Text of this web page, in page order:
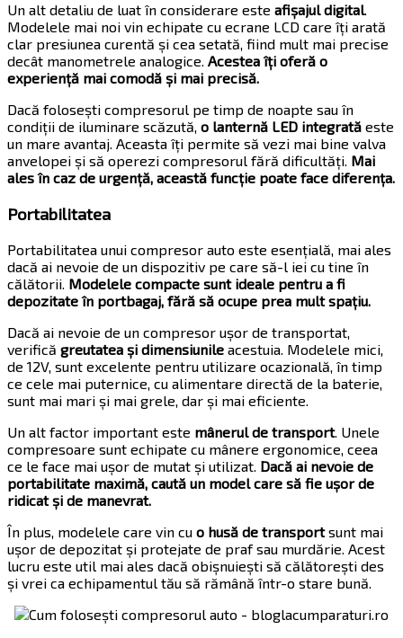
Un alt detaliu de luat în considerare este afișajul digital.
Modelele mai noi vin echipate cu ecrane LCD care îți arată
clar presiunea curentă și cea setată, fiind mult mai precise
decât manometrele analogice. Acestea îți oferă o
experiență mai comodă și mai precisă.
Dacă folosești compresorul pe timp de noapte sau în
condiții de iluminare scăzută, o lanternă LED integrată este
un mare avantaj. Aceasta îți permite să vezi mai bine valva
anvelopei și să operezi compresorul fără dificultăți. Mai
ales în caz de urgență, această funcție poate face diferența.
Portabilitatea
Portabilitatea unui compresor auto este esențială, mai ales
dacă ai nevoie de un dispozitiv pe care să-l iei cu tine în
călătorii. Modelele compacte sunt ideale pentru a fi
depozitate în portbagaj, fără să ocupe prea mult spațiu.
Dacă ai nevoie de un compresor ușor de transportat,
verifică greutatea și dimensiunile acestuia. Modelele mici,
de 12V, sunt excelente pentru utilizare ocazională, în timp
ce cele mai puternice, cu alimentare directă de la baterie,
sunt mai mari și mai grele, dar și mai eficiente.
Un alt factor important este mânerul de transport. Unele
compresoare sunt echipate cu mânere ergonomice, ceea
ce le face mai ușor de mutat și utilizat. Dacă ai nevoie de
portabilitate maximă, caută un model care să fie ușor de
ridicat și de manevrat.
În plus, modelele care vin cu o husă de transportsunt mai
ușor de depozitat și protejate de praf sau murdărie. Acest
lucru este util mai ales dacă obișnuiești să călătorești des
și vrei ca echipamentul tău să rămână într-o stare bună.